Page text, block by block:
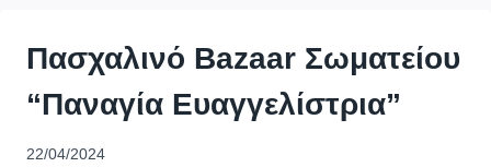
Πασχαλινό Bazaar Σωματείου
“Παναγία Ευαγγελίστρια”
22/04/2024